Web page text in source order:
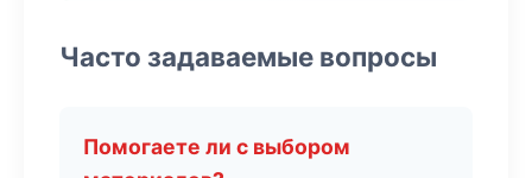
Часто задаваемые вопросы
Помогаете ли с выбором